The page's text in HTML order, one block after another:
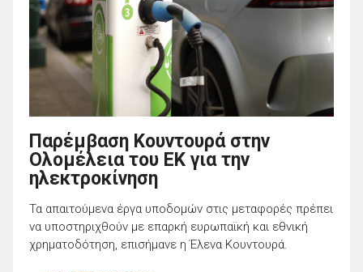
Παρέμβαση Κουντουρά στην
Ολομέλεια του ΕΚ για την
ηλεκτροκίνηση
Τα απαιτούμενα έργα υποδομών στις μεταφορές πρέπει
να υποστηριχθούν με επαρκή ευρωπαϊκή και εθνική
χρηματοδότηση, επισήμανε η Έλενα Κουντουρά.